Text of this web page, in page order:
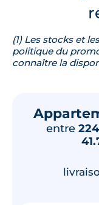
(1) Les stocks et
politique du
connaître la
entre